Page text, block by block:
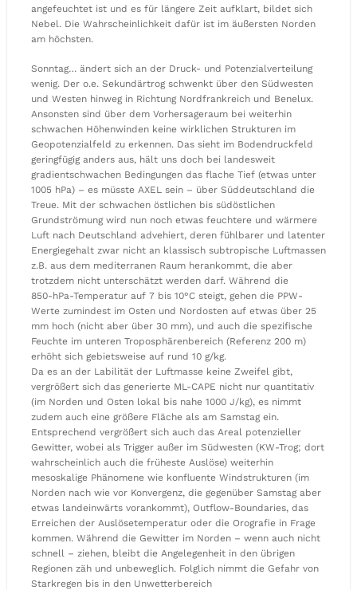
angefeuchtet ist und es für längere Zeit aufklart, bildet sich
Nebel. Die Wahrscheinlichkeit dafür ist im äußersten Norden
am höchsten.
Sonntag… ändert sich an der Druck- und Potenzialverteilung
wenig. Der o.e. Sekundärtrog schwenkt über den Südwesten
und Westen hinweg in Richtung Nordfrankreich und Benelux.
Ansonsten sind über dem Vorhersageraum bei weiterhin
schwachen Höhenwinden keine wirklichen Strukturen im
Geopotenzialfeld zu erkennen. Das sieht im Bodendruckfeld
geringfügig anders aus, hält uns doch bei landesweit
gradientschwachen Bedingungen das flache Tief (etwas unter
1005 hPa) – es müsste AXEL sein – über Süddeutschland die
Treue. Mit der schwachen östlichen bis südöstlichen
Grundströmung wird nun noch etwas feuchtere und wärmere
Luft nach Deutschland advehiert, deren fühlbarer und latenter
Energiegehalt zwar nicht an klassisch subtropische Luftmassen
z.B. aus dem mediterranen Raum herankommt, die aber
trotzdem nicht unterschätzt werden darf. Während die
850-hPa-Temperatur auf 7 bis 10°C steigt, gehen die PPW-
Werte zumindest im Osten und Nordosten auf etwas über 25
mm hoch (nicht aber über 30 mm), und auch die spezifische
Feuchte im unteren Troposphärenbereich (Referenz 200 m)
erhöht sich gebietsweise auf rund 10 g/kg.
Da es an der Labilität der Luftmasse keine Zweifel gibt,
vergrößert sich das generierte ML-CAPE nicht nur quantitativ
(im Norden und Osten lokal bis nahe 1000 J/kg), es nimmt
zudem auch eine größere Fläche als am Samstag ein.
Entsprechend vergrößert sich auch das Areal potenzieller
Gewitter, wobei als Trigger außer im Südwesten (KW-Trog; dort
wahrscheinlich auch die früheste Auslöse) weiterhin
mesoskalige Phänomene wie konfluente Windstrukturen (im
Norden nach wie vor Konvergenz, die gegenüber Samstag aber
etwas landeinwärts vorankommt), Outflow-Boundaries, das
Erreichen der Auslösetemperatur oder die Orografie in Frage
kommen. Während die Gewitter im Norden – wenn auch nicht
schnell – ziehen, bleibt die Angelegenheit in den übrigen
Regionen zäh und unbeweglich. Folglich nimmt die Gefahr von
Starkregen bis in den Unwetterbereich